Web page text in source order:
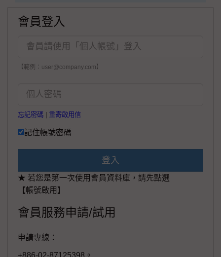
會員登入
【範例：user@company.com】
忘記密碼 重寄啟用信
記住帳號密碼
登入
★ 若您是第一次使用會員資料庫，請先點選
【帳號啟用】
會員服務申請/試用
申請專線：
+886-02-87125398。